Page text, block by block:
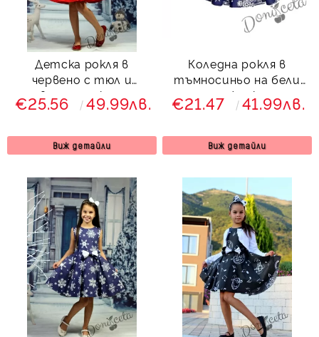
Детска рокля в
червено с тюл и
цветчета клош
€25.56 49.99лв.
Виж детайли
Коледна рокля в
тъмносиньо на бели
снежинки
€21.47 41.99лв.
Виж детайли